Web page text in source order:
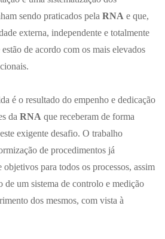
sendo praticados pela RNA e que,
externa, independente e totalmente
de acordo com os mais elevados
é o resultado do empenho e dedicação
da RNA que receberam de forma
exigente desafio. O trabalho
de procedimentos já
para todos os processos, assim
de um sistema de controlo e medição
dos mesmos, com vista à